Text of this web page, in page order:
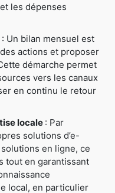
les dépenses
: Un bilan mensuel est
actions et proposer
démarche permet
vers les canaux
en continu le retour
locale : Par
solutions d’e-
en ligne, ce
tout en garantissant
local, en particulier